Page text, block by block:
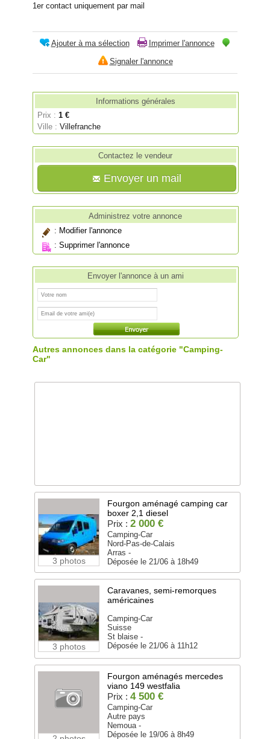
1er contact uniquement par mail
Ajouter à ma sélection
Imprimer l'annonce
Signaler l'annonce
Informations générales
Prix : 1 €
Ville :Villefranche
Contactez le vendeur
Envoyer un mail
Administrez votre annonce
: Modifier l'annonce
:Supprimer l'annonce
Envoyer l'annonce à un ami
Autres annonces dans la catégorie "Camping-
Car"
3 photos
Fourgon aménagé camping car
boxer 2,1 diesel
Prix : 2 000 €
Camping-Car
Nord-Pas-de-Calais
Arras -
Déposée le 21/06 à 18h49
3 photos
Caravanes, semi-remorques
américaines
Camping-Car
Suisse
St blaise -
Déposée le 21/06 à 11h12
Fourgon aménagés mercedes
viano 149 westfalia
Prix : 4 500 €
Camping-Car
Autre pays
Nemoua -
Déposée le 19/06 à 8h49